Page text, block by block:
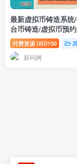
最新虚拟币铸造系
台币铸造/虚拟币预约
付费资源 USD150
新码网